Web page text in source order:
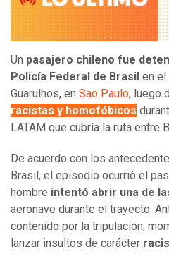
Un pasajero chileno fue
Policía Federal de Brasil en el
Guarulhos, en Sao Paulo, luego
racistas y homofóbicos
LATAM que cubría la ruta entre
De acuerdo con los
Brasil, el episodio ocurrió el
hombre intentó abrir una de
aeronave durante el trayecto.
contenido por la tripulación,
lanzar insultos de carácter